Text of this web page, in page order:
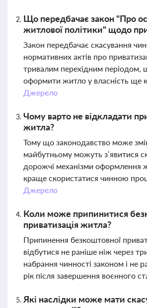
Що передбачає закон "Про
житлової політики" щодо
Закон передбачає скасування
нормативних актів про
тривалим перехідним періодом,
оформити житло у власність ще
Джерело
Чому варто не відкладати
житла?
Тому що законодавство може
майбутньому можуть з’явитися
дорожчі механізми оформлення
краще скористатися чинною
Джерело
Коли може припинитися
приватизація житла?
Припинення безкоштовної
відбутися не раніше ніж через
набрання чинності законом і не
рік після завершення воєнного
Які наслідки може мати